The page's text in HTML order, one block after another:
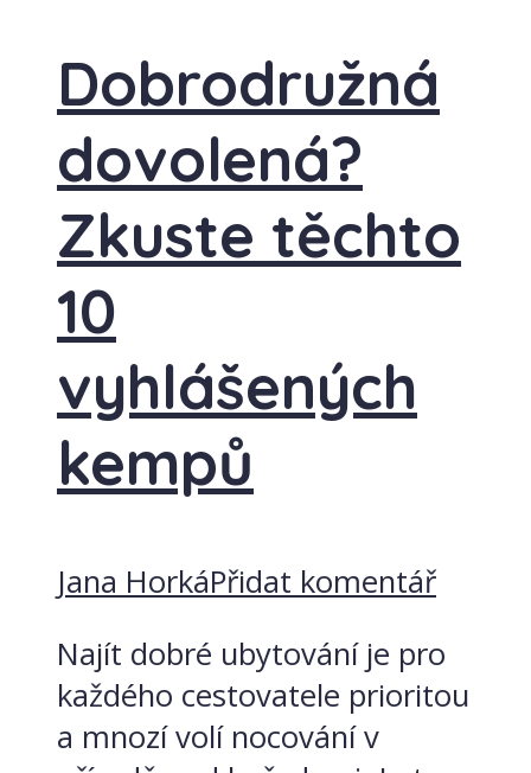
Dobrodružná
dovolená?
Zkuste těchto
10
vyhlášených
kempů
Jana HorkáPřidat komentář
Najít dobré ubytování je pro
každého cestovatele prioritou
a mnozí volí nocování v